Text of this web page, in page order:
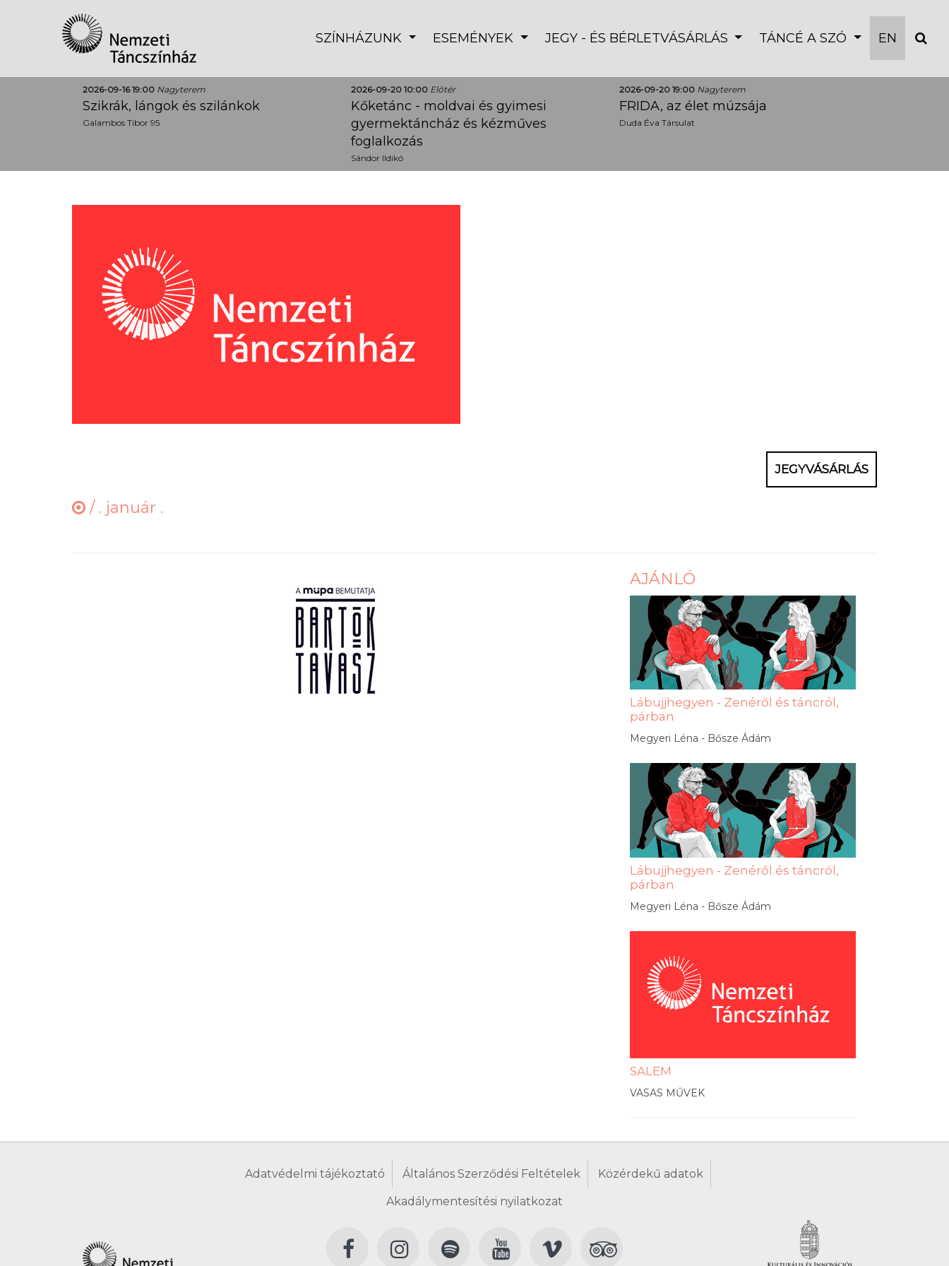
SZÍNHÁZUNK ESEMÉNYEK JEGY - ÉS BÉRLETVÁSÁRLÁS TÁNCÉ A SZÓ EN
2026-09-16 19:00 Nagyterem
Szikrák, lángok és szilánkok
Galambos Tibor 95
2026-09-20 10:00 Előtér
Kőketánc - moldvai és gyimesi
gyermektáncház és kézműves
foglalkozás
Sándor Ildikó
2026-09-20 19:00 Nagyterem
FRIDA, az élet múzsája
Duda Éva Társulat
JEGYVÁSÁRLÁS
/ . január .
AJÁNLÓ
Lábujjhegyen - Zenéről és táncról,
párban
Megyeri Léna - Bősze Ádám
Lábujjhegyen - Zenéről és táncról,
párban
Megyeri Léna - Bősze Ádám
SALEM
VASAS MŰVEK
Adatvédelmi tájékoztató Általános Szerződési Feltételek Közérdekű adatok
Akadálymentesítési nyilatkozat